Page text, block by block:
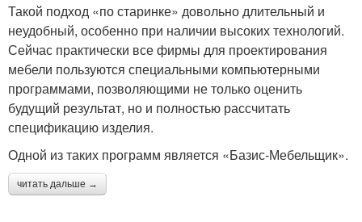
Такой подход «по старинке» довольно длительный и
неудобный, особенно при наличии высоких технологий.
Сейчас практически все фирмы для проектирования
мебели пользуются специальными компьютерными
программами, позволяющими не только оценить
будущий результат, но и полностью рассчитать
спецификацию изделия.
Одной из таких программ является «Базис-Мебельщик».
читать дальше →